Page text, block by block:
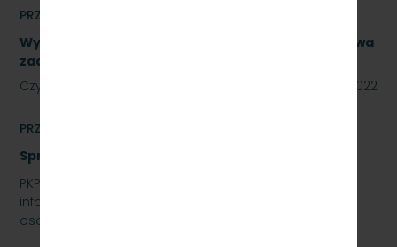
PRZETARGI
Wykonanie naprawy podzespołów, obejmujące dwa
zadania. Numer referencyjny: SKMMU.086.40.22
Czytaj dalej
28 lipca 2022
PRZETARGI
Sprzedaż auta osobowego Skoda Superb
PKP SZYBKA KOLEJ MIEJSKA W TRÓJMIEŚCIE SP. Z O.O.
informuje, że wystawia na sprzedaż samochód
osobowy Skoda Superb.